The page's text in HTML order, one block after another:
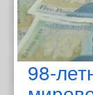
98-